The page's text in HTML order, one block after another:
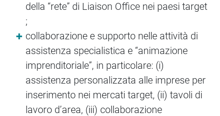
della “rete” di Liaison Office nei paesi target
;
collaborazione e supporto nelle attività di
assistenza specialistica e “animazione
imprenditoriale”, in particolare: (i)
assistenza personalizzata alle imprese per
inserimento nei mercati target, (ii) tavoli di
lavoro d’area, (iii) collaborazione